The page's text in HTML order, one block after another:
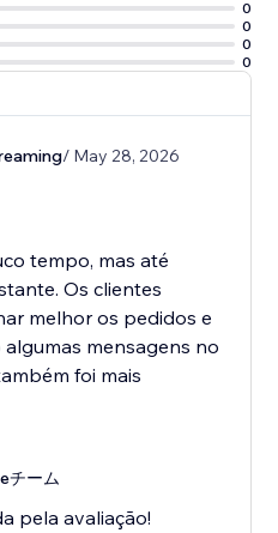
0
0
0
0
/ May 28, 2026
tempo, mas até
Os clientes
melhor os pedidos e
mensagens no
foi mais
チーム
pela avaliação!